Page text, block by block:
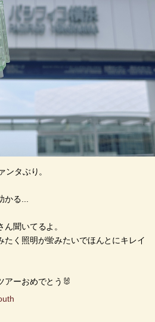
ンタぶり。
かる...
聞いてるよ。
たく照明が蛍みたいでほんとにキレイ
アーおめでとう🐰